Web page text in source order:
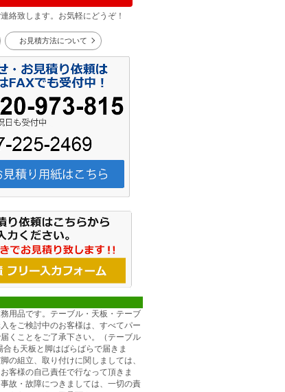
絡致します。お気軽にどうぞ！
お見積方法について
用品です。テーブル・天板・テーブ
をご検討中のお客様は、すべてパー
くことをご了承下さい。（テーブル
も天板と脚はばらばらで届きま
の組立、取り付けに関しましては、
客様の自己責任で行なって頂きま
故・故障につきましては、一切の責